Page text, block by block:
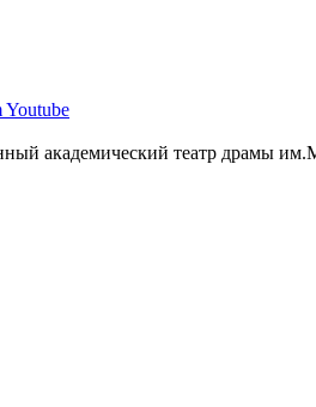
Youtube
академический театр драмы